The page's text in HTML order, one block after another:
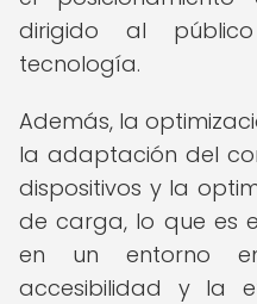
dirigido al
tecnología.
Además, la
la adaptación del
dispositivos y la
de carga, lo que es
en un entorno
accesibilidad y la